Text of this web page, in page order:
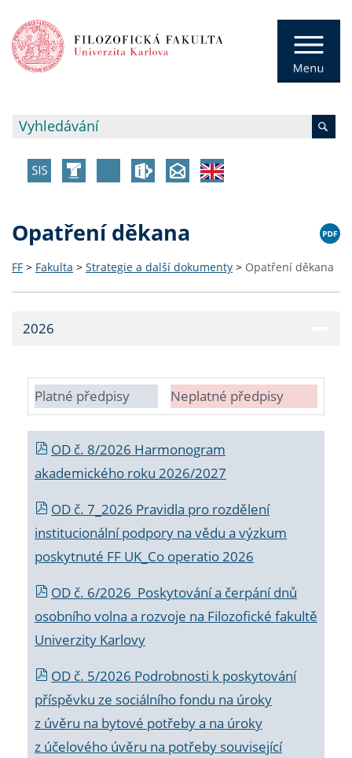
Opatření děkana
FF > Fakulta > Strategie a další dokumenty > Opatření děkana
2026
Platné předpisy Neplatné předpisy
OD č. 8/2026 Harmonogram
akademického roku 2026/2027
OD č. 7_2026 Pravidla pro rozdělení
institucionální podpory na vědu a výzkum
poskytnuté FF UK_Co operatio 2026
OD č. 6/2026 Poskytování a čerpání dnů
osobního volna a rozvoje na Filozofické fakultě
Univerzity Karlovy
OD č. 5/2026 Podrobnosti k poskytování
příspěvku ze sociálního fondu na úroky
z úvěru na bytové potřeby a na úroky
z účelového úvěru na potřeby související